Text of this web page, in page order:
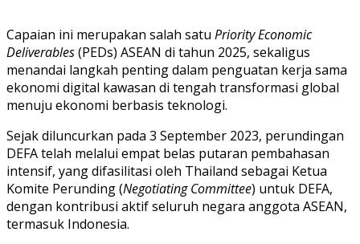
Capaian ini merupakan salah satu Priority Economic
Deliverables(PEDs) ASEAN di tahun 2025, sekaligus
menandai langkah penting dalam penguatan kerja sama
ekonomi digital kawasan di tengah transformasi global
menuju ekonomi berbasis teknologi.
Sejak diluncurkan pada 3 September 2023, perundingan
DEFA telah melalui empat belas putaran pembahasan
intensif, yang difasilitasi oleh Thailand sebagai Ketua
Komite Perunding (Negotiating Committee) untuk DEFA,
dengan kontribusi aktif seluruh negara anggota ASEAN,
termasuk Indonesia.